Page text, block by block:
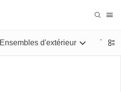
Ensembles d'extérieur